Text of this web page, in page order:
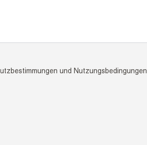
und Nutzungsbedingungen